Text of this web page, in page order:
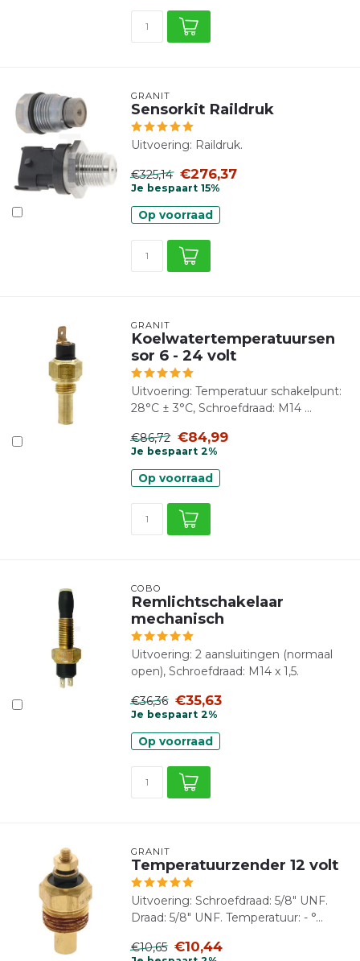
GRANIT
Sensorkit Raildruk
Uitvoering: Raildruk.
€325,14 €276,37
Je bespaart 15%
Op voorraad
GRANIT
Koelwatertemperatuursen
sor 6 - 24 volt
Uitvoering: Temperatuur schakelpunt:
28°C ± 3°C, Schroefdraad: M14 ...
€86,72 €84,99
Je bespaart 2%
Op voorraad
COBO
Remlichtschakelaar
mechanisch
Uitvoering: 2 aansluitingen (normaal
open), Schroefdraad: M14 x 1,5.
€36,36 €35,63
Je bespaart 2%
Op voorraad
GRANIT
Temperatuurzender 12 volt
Uitvoering: Schroefdraad: 5/8" UNF.
Draad: 5/8" UNF. Temperatuur: - °...
€10,65 €10,44